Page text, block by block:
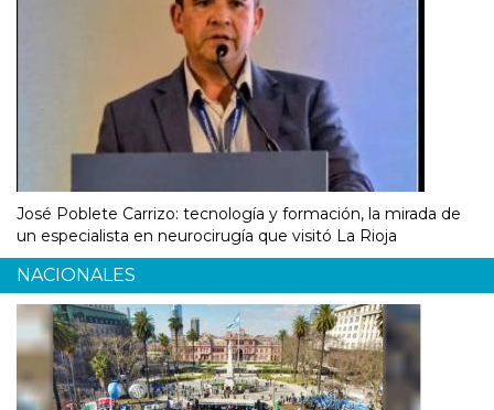
José Poblete Carrizo: tecnología y formación, la mirada de
un especialista en neurocirugía que visitó La Rioja
NACIONALES